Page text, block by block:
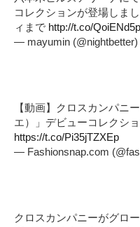
コレクションが登場しま
ィまで http://t.co/
— mayumin (@nightbetter)
【動画】クロスカンパニ
エ）」デビューコレクシ
https://t.co/Pi35jTZXEp
— Fashionsnap.com
クロスカンパニーがグロ